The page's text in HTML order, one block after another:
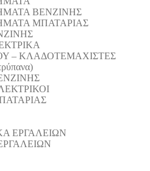
ΒΕΝΖΙΝΗΣ
ΜΠΑΤΑΡΙΑΣ
– ΚΛΑΔΟΤΕΜΑΧΙΣΤΕΣ
ΕΡΓΑΛΕΙΩΝ